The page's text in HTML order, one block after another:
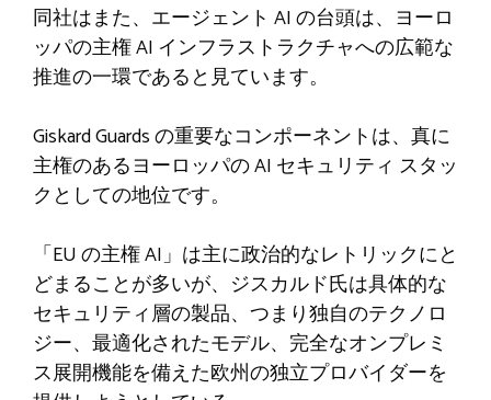
同社はまた、エージェント AI の台頭は、ヨーロ
ッパの主権 AI インフラストラクチャへの広範な
推進の一環であると見ています。
Giskard Guards の重要なコンポーネントは、真に
主権のあるヨーロッパの AI セキュリティ スタッ
クとしての地位です。
「EU の主権 AI」は主に政治的なレトリックにと
どまることが多いが、ジスカルド氏は具体的な
セキュリティ層の製品、つまり独自のテクノロ
ジー、最適化されたモデル、完全なオンプレミ
ス展開機能を備えた欧州の独立プロバイダーを